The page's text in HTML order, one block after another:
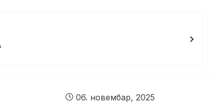
06. новембар, 2025